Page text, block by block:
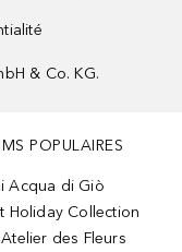
& Co. KG.
POPULAIRES
Acqua di Giò
Holiday Collection
des Fleurs